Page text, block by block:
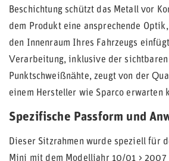
Beschichtung schützt das Metall vor
dem Produkt eine ansprechende
den Innenraum Ihres Fahrzeugs
Verarbeitung, inklusive der
Punktschweißnähte, zeugt von der
einem Hersteller wie Sparco erwarten
Spezifische Passform und
Dieser Sitzrahmen wurde speziell für
Mini mit dem Modelljahr 10/01 >